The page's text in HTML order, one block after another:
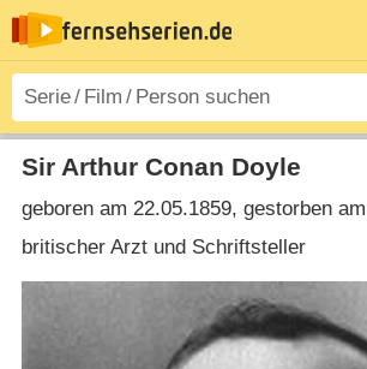
Sir Arthur Conan Doyle
geboren am 22.05.1859, gestorben
britischer Arzt und Schriftsteller